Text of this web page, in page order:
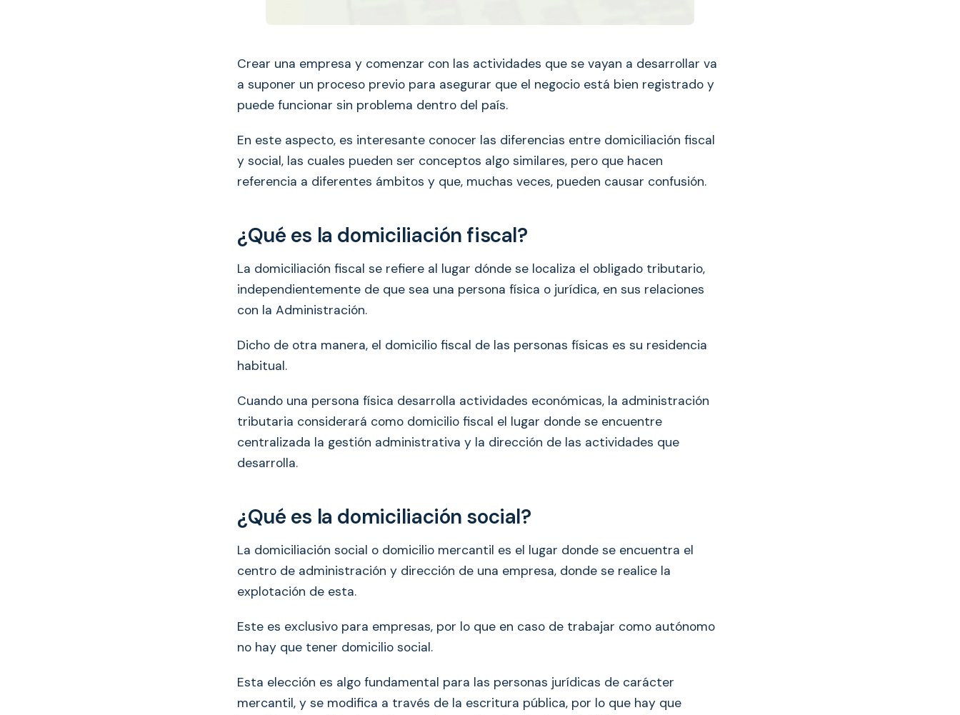
Crear una empresa y comenzar con las actividades que se vayan a desarrollar va
a suponer un proceso previo para asegurar que el negocio está bien registrado y
puede funcionar sin problema dentro del país.
En este aspecto, es interesante conocer las diferencias entre domiciliación fiscal
y social, las cuales pueden ser conceptos algo similares, pero que hacen
referencia a diferentes ámbitos y que, muchas veces, pueden causar confusión.
¿Qué es la domiciliación fiscal?
La domiciliación fiscal se refiere al lugar dónde se localiza el obligado tributario,
independientemente de que sea una persona física o jurídica, en sus relaciones
con la Administración.
Dicho de otra manera, el domicilio fiscal de las personas físicas es su residencia
habitual.
Cuando una persona física desarrolla actividades económicas, la administración
tributaria considerará como domicilio fiscal el lugar donde se encuentre
centralizada la gestión administrativa y la dirección de las actividades que
desarrolla.
¿Qué es la domiciliación social?
La domiciliación social o domicilio mercantil es el lugar donde se encuentra el
centro de administración y dirección de una empresa, donde se realice la
explotación de esta.
Este es exclusivo para empresas, por lo que en caso de trabajar como autónomo
no hay que tener domicilio social.
Esta elección es algo fundamental para las personas jurídicas de carácter
mercantil, y se modifica a través de la escritura pública, por lo que hay que